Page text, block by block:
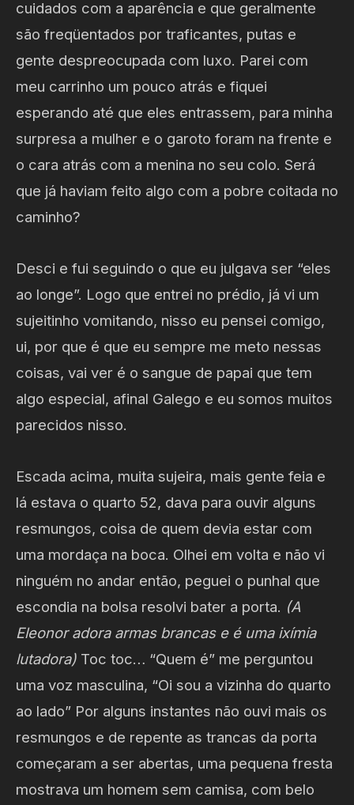
cuidados com a aparência e que geralmente
são freqüentados por traficantes, putas e
gente despreocupada com luxo. Parei com
meu carrinho um pouco atrás e fiquei
esperando até que eles entrassem, para minha
surpresa a mulher e o garoto foram na frente e
o cara atrás com a menina no seu colo. Será
que já haviam feito algo com a pobre coitada no
caminho?
Desci e fui seguindo o que eu julgava ser “eles
ao longe”. Logo que entrei no prédio, já vi um
sujeitinho vomitando, nisso eu pensei comigo,
ui, por que é que eu sempre me meto nessas
coisas, vai ver é o sangue de papai que tem
algo especial, afinal Galego e eu somos muitos
parecidos nisso.
Escada acima, muita sujeira, mais gente feia e
lá estava o quarto 52, dava para ouvir alguns
resmungos, coisa de quem devia estar com
uma mordaça na boca. Olhei em volta e não vi
ninguém no andar então, peguei o punhal que
escondia na bolsa resolvi bater a porta. (A
Eleonor adora armas brancas e é uma ixímia
lutadora) Toc toc… “Quem é” me perguntou
uma voz masculina, “Oi sou a vizinha do quarto
ao lado” Por alguns instantes não ouvi mais os
resmungos e de repente as trancas da porta
começaram a ser abertas, uma pequena fresta
mostrava um homem sem camisa, com belo